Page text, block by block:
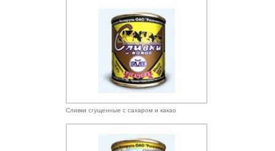
Сливки сгущенные с сахаром и какао